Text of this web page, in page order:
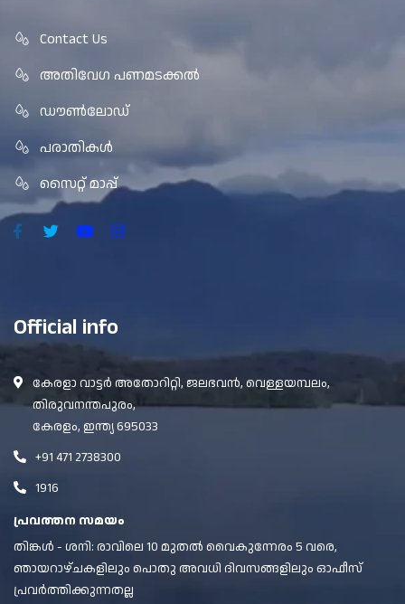
Contact Us
അതിവേഗ പണമടക്കൽ
ഡൗൺലോഡ്
പരാതികൾ
സൈറ്റ് മാപ്പ്
Official info
കേരളാ വാട്ടർ അതോറിറ്റി, ജലഭവൻ, വെള്ളയമ്പലം,
തിരുവനന്തപുരം,
കേരളം, ഇന്ത്യ 695033
+91 471 2738300
1916
പ്രവത്തന സമയം
തിങ്കൾ - ശനി: രാവിലെ 10 മുതൽ വൈകുന്നേരം 5 വരെ,
ഞായറാഴ്ചകളിലും പൊതു അവധി ദിവസങ്ങളിലും ഓഫീസ്
പ്രവർത്തിക്കുന്നതല്ല